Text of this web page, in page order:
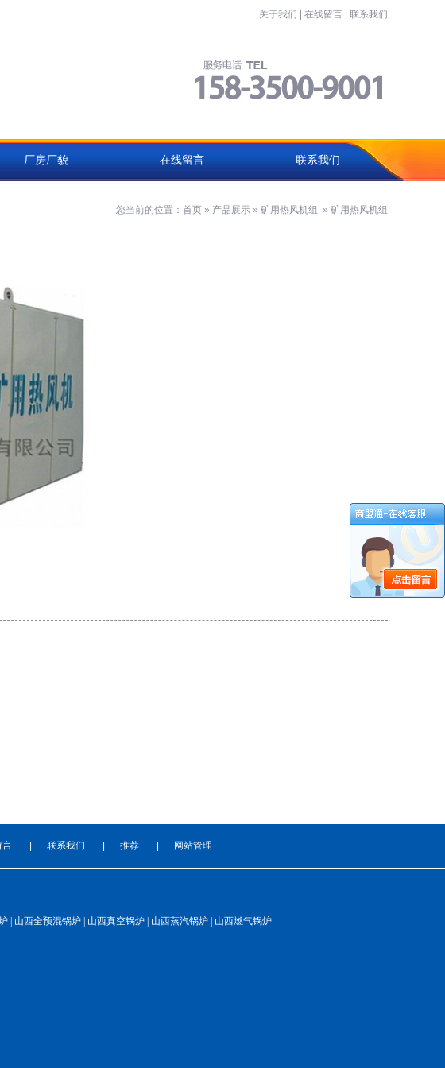
关于我们 在线留言 联系我们
厂房厂貌 在线留言 联系我们
您当前的位置： 首页» 产品展示» 矿用热风机组 » 矿用热风机组
言 联系我们 推荐 网站管理
| 山西全预混锅炉 | 山西真空锅炉 | 山西蒸汽锅炉 | 山西燃气锅炉